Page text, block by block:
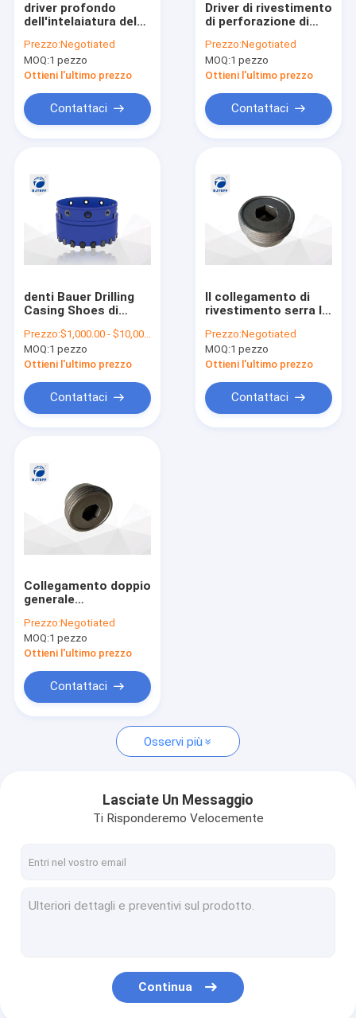
Coclea di perforazione
Barilotti di centro
Tipo aperto secchio di perforazione
Intelaiatura doppia
Collegamento di rivestimento doppio
Secchio di perforazione di pulizia
barra di Kelly di attrito
Barra di collegamento di Kelly
Denti del suolo
accessori della piattaforma di produzione
driver profondo
dell'intelaiatura del
collegamento doppio
dell'intelaiatura di
1400mm
Prezzo:Negotiated
MOQ:1 pezzo
Ottieni l'ultimo prezzo
Contattaci
Driver di rivestimento
di perforazione di
dell'intelaiatura della
metropolitana del
collegamento di
Prezzo:Negotiated
MOQ:1 pezzo
Ottieni l'ultimo prezzo
Contattaci
denti Bauer Drilling
Casing Shoes di
Prezzo:$1,000.00 - $10,000.00 / Unit
MOQ:1 pezzo
Ottieni l'ultimo prezzo
Contattaci
Il collegamento di
rivestimento serra le
tubi di rivestimento
doppi
Prezzo:Negotiated
MOQ:1 pezzo
Ottieni l'ultimo prezzo
Contattaci
Collegamento doppio
generale
Bauer Type che
riveste Bolt
Prezzo:Negotiated
MOQ:1 pezzo
Ottieni l'ultimo prezzo
Contattaci
Osservi più
Lasciate Un Messaggio
Ti Risponderemo Velocemente
Continua